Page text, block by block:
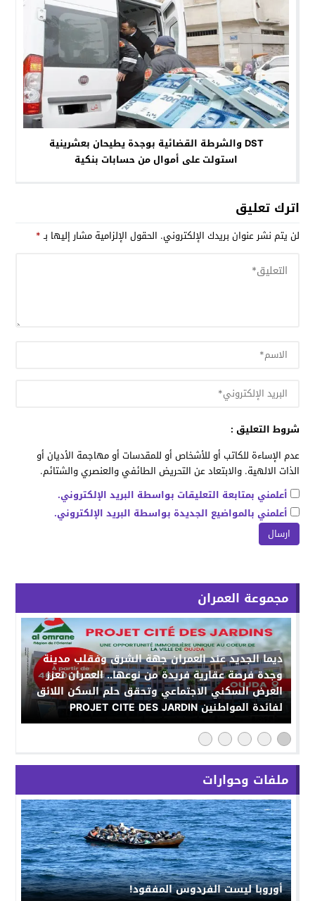
DST والشرطة القضائية بوجدة يطيحان بعشرينية
استولت على أموال من حسابات بنكية
اترك تعليق
لن يتم نشر عنوان بريدك الإلكتروني. الحقول الإلزامية مشار إليها بـ*
شروط التعليق :
عدم الإساءة للكاتب أو للأشخاص أو للمقدسات أو مهاجمة الأديان أو
الذات الالهية. والابتعاد عن التحريض الطائفي والعنصري والشتائم.
أعلمني بمتابعة التعليقات بواسطة البريد الإلكتروني.
أعلمني بالمواضيع الجديدة بواسطة البريد الإلكتروني.
مجموعة العمران
ديما الجديد عند العمران جهة الشرق وفقلب مدينة
وجدة فرصة عقارية فريدة من نوعها.. العمران تعزز
العرض السكني الاجتماعي وتحقق حلم السكن اللائق
لفائدة المواطنين PROJET CITE DES JARDIN
ملفات وحوارات
أوروبا ليست الفردوس المفقود!